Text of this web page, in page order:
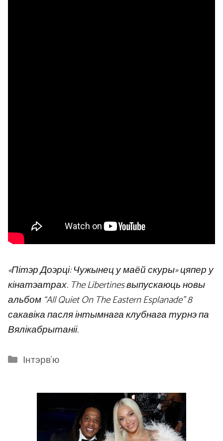
«Пітэр Доэрці: Чужынец у маёй скуры» цяпер у
кінатэатрах. The Libertines выпускаюць новы
альбом “All Quiet On The Eastern Esplanade” 8
сакавіка пасля інтымнага клубнага турнэ па
Вялікабрытаніі.
Categories
Інтэрв'ю